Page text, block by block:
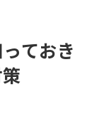
準備
ておき